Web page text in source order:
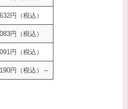
円（税込）
円（税込）
円（税込）
円（税込）～